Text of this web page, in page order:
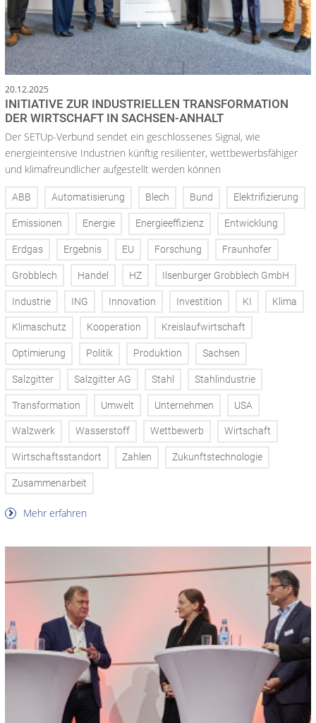
20.12.2025
INITIATIVE ZUR INDUSTRIELLEN TRANSFORMATION
DER WIRTSCHAFT IN SACHSEN-ANHALT
Der SETUp-Verbund sendet ein geschlossenes Signal, wie
energieintensive Industrien künftig resilienter, wettbewerbsfähiger
und klimafreundlicher aufgestellt werden können
ABB Automatisierung Blech Bund Elektrifizierung
Emissionen Energie Energieeffizienz Entwicklung
Erdgas Ergebnis EU Forschung Fraunhofer
Grobblech Handel HZ Ilsenburger Grobblech GmbH
Industrie ING Innovation Investition KI Klima
Klimaschutz Kooperation Kreislaufwirtschaft
Optimierung Politik Produktion Sachsen
Salzgitter Salzgitter AG Stahl Stahlindustrie
Transformation Umwelt Unternehmen USA
Walzwerk Wasserstoff Wettbewerb Wirtschaft
Wirtschaftsstandort Zahlen Zukunftstechnologie
Zusammenarbeit
Mehr erfahren